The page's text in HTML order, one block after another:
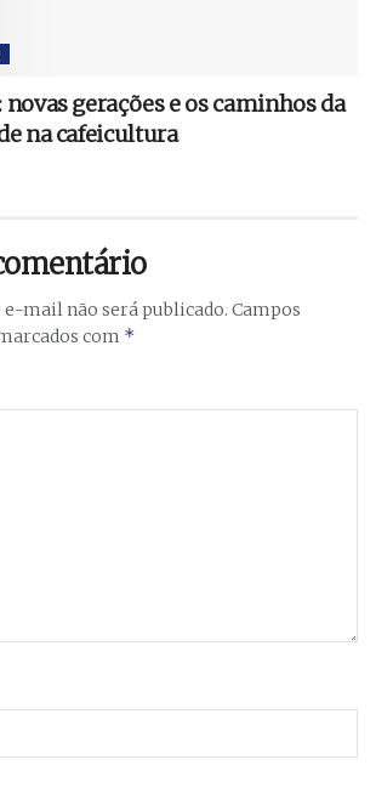
novas gerações e os caminhos da
na cafeicultura
e-mail não será publicado. Campos
com *